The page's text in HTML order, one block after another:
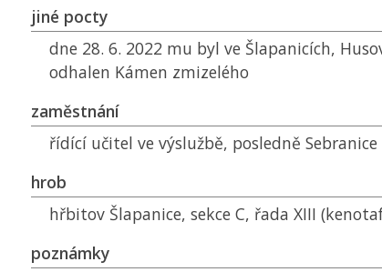
jiné pocty
dne 28. 6. 2022 mu byl ve Šlapanicích,
odhalen Kámen zmizelého
zaměstnání
řídící učitel ve výslužbě, posledně Sebranice
hrob
hřbitov Šlapanice, sekce C, řada XIII
poznámky